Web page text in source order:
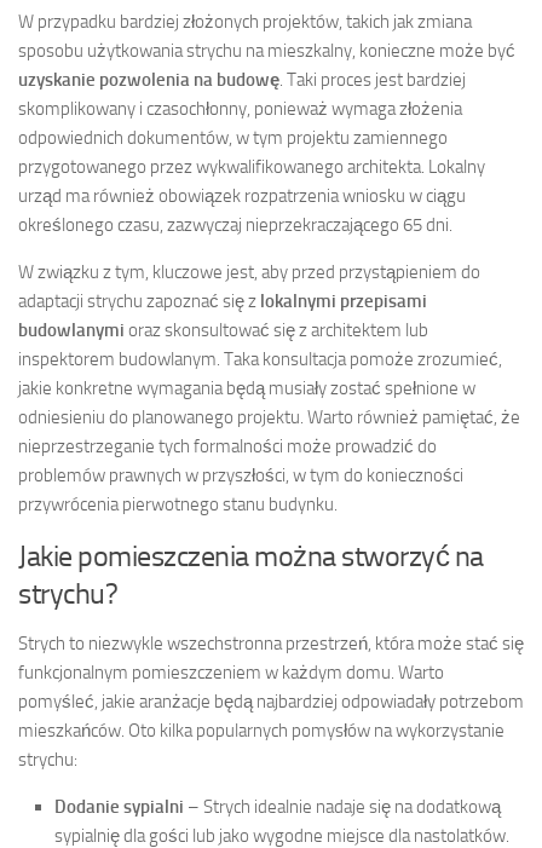
W przypadku bardziej złożonych projektów, takich jak zmiana
sposobu użytkowania strychu na mieszkalny, konieczne może być
uzyskanie pozwolenia na budowę. Taki proces jest bardziej
skomplikowany i czasochłonny, ponieważ wymaga złożenia
odpowiednich dokumentów, w tym projektu zamiennego
przygotowanego przez wykwalifikowanego architekta. Lokalny
urząd ma również obowiązek rozpatrzenia wniosku w ciągu
określonego czasu, zazwyczaj nieprzekraczającego 65 dni.
W związku z tym, kluczowe jest, aby przed przystąpieniem do
adaptacji strychu zapoznać się z lokalnymi przepisami
budowlanymi oraz skonsultować się z architektem lub
inspektorem budowlanym. Taka konsultacja pomoże zrozumieć,
jakie konkretne wymagania będą musiały zostać spełnione w
odniesieniu do planowanego projektu. Warto również pamiętać, że
nieprzestrzeganie tych formalności może prowadzić do
problemów prawnych w przyszłości, w tym do konieczności
przywrócenia pierwotnego stanu budynku.
Jakie pomieszczenia można stworzyć na
strychu?
Strych to niezwykle wszechstronna przestrzeń, która może stać się
funkcjonalnym pomieszczeniem w każdym domu. Warto
pomyśleć, jakie aranżacje będą najbardziej odpowiadały potrzebom
mieszkańców. Oto kilka popularnych pomysłów na wykorzystanie
strychu:
Dodanie sypialni – Strych idealnie nadaje się na dodatkową
sypialnię dla gości lub jako wygodne miejsce dla nastolatków.